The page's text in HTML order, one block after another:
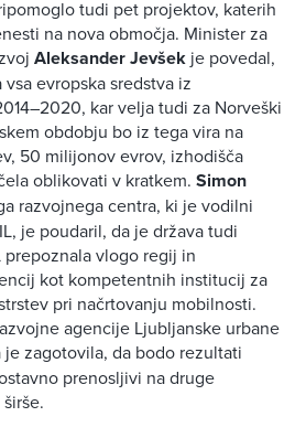
tudi pet projektov, katerih
na nova območja. Minister za
Aleksander Jevšek je povedal,
evropska sredstva iz
kar velja tudi za Norveški
obdobju bo iz tega vira na
50 milijonov evrov, izhodišča
oblikovati v kratkem. Simon
razvojnega centra, ki je vodilni
je poudaril, da je država tudi
vlogo regij in
kot kompetentnih institucij za
pri načrtovanju mobilnosti.
agencije Ljubljanske urbane
je zagotovila, da bodo rezultati
prenosljivi na druge